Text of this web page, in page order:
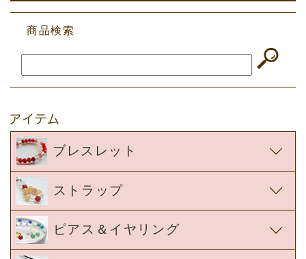
商品検索
ブレスレット
ストラップ
ピアス＆イヤリング